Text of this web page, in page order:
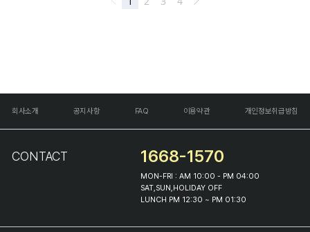
회사소개 공지사항 FAQ 이용약관 개인정보취급방침
CONTACT 1668-1570
MON-FRI : AM 10:00 - PM 04:00
SAT,SUN,HOLIDAY OFF
LUNCH PM 12:30 ~ PM 01:30